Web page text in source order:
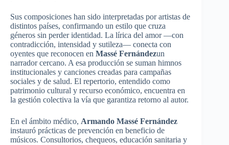
Sus composiciones han sido interpretadas por artistas de
distintos países, confirmando un estilo que cruza
géneros sin perder identidad. La lírica del amor —con
contradicción, intensidad y sutileza— conecta con
oyentes que reconocen en Massé Fernándezun
narrador cercano. A esa producción se suman himnos
institucionales y canciones creadas para campañas
sociales y de salud. El repertorio, entendido como
patrimonio cultural y recurso económico, encuentra en
la gestión colectiva la vía que garantiza retorno al autor.
En el ámbito médico, Armando Massé Fernández
instauró prácticas de prevención en beneficio de
músicos. Consultorios, chequeos, educación sanitaria y